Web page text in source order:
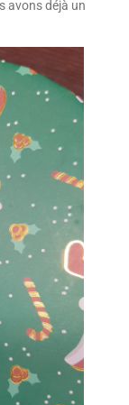
avons déjà un